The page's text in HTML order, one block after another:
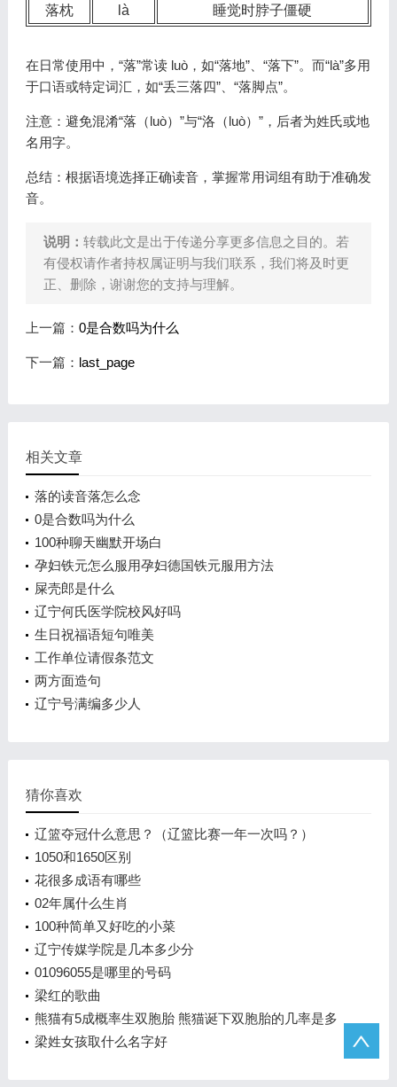
落枕
là 睡觉时脖子僵硬
在日常使用中，“落”常读 luò，如“落地”、“落下”。而“là”多用
于口语或特定词汇，如“丢三落四”、“落脚点”。
注意：避免混淆“落（luò）”与“洛（luò）”，后者为姓氏或地
名用字。
总结：根据语境选择正确读音，掌握常用词组有助于准确发
音。
说明： 转载此文是出于传递分享更多信息之目的。若
有侵权请作者持权属证明与我们联系，我们将及时更
正、删除，谢谢您的支持与理解。
上一篇： 0是合数吗为什么
下一篇： last_page
相关文章
落的读音落怎么念
0是合数吗为什么
100种聊天幽默开场白
孕妇铁元怎么服用孕妇德国铁元服用方法
屎壳郎是什么
辽宁何氏医学院校风好吗
生日祝福语短句唯美
工作单位请假条范文
两方面造句
辽宁号满编多少人
猜你喜欢
辽篮夺冠什么意思？（辽篮比赛一年一次吗？）
1050和1650区别
花很多成语有哪些
02年属什么生肖
100种简单又好吃的小菜
辽宁传媒学院是几本多少分
01096055是哪里的号码
梁红的歌曲
熊猫有5成概率生双胞胎 熊猫诞下双胞胎的几率是多
少？
梁姓女孩取什么名字好